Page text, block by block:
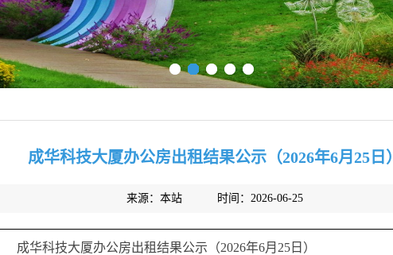
成华科技大厦办公房出租结果公示（2026年6月25日
来源：本站 时间：2026-06-25
成华科技大厦办公房出租结果公示（2026年6月 25日）